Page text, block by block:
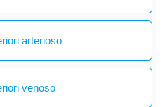
arterioso
venoso